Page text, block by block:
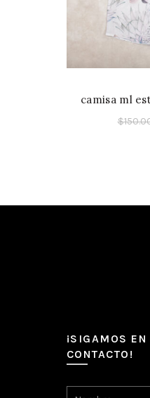
camisa ml
$
¡SIGAMOS EN
CONTACTO!